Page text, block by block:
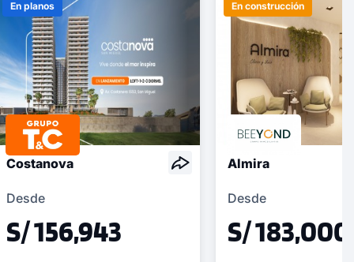
En planos
Costanova
Desde
S/ 156,943
En construcción
Almira
Desde
S/ 183,000